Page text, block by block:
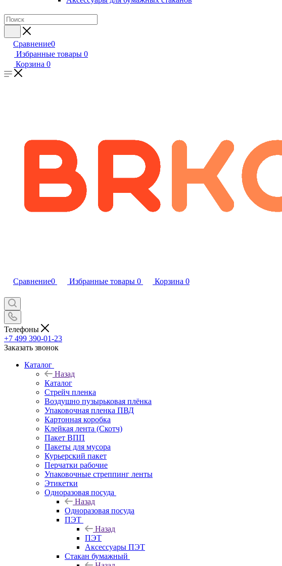
Сравнение0
Избранные товары 0
Корзина 0
Сравнение0 Избранные товары 0 Корзина 0
Телефоны
+7 499 390-01-23
Заказать звонок
Каталог
Назад
Каталог
Стрейч пленка
Воздушно пузырьковая плёнка
Упаковочная пленка ПВД
Картонная коробка
Клейкая лента (Скотч)
Пакет ВПП
Пакеты для мусора
Курьерский пакет
Перчатки рабочие
Упаковочные стреппинг ленты
Этикетки
Одноразовая посуда
Назад
Одноразовая посуда
ПЭТ
Назад
ПЭТ
Аксессуары ПЭТ
Стакан бумажный